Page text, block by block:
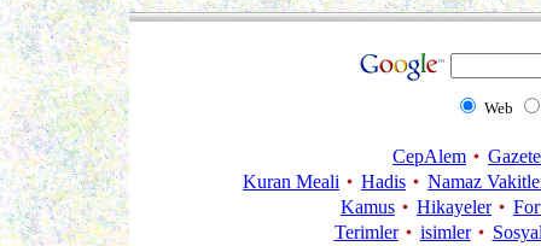
Web
CepAlem
Kuran Meali
Hadis
Namaz
Kamus
Hikayeler
Terimler
isimler